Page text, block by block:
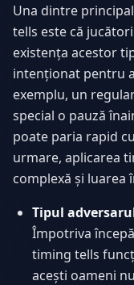
Una dintre
tells este că
existența acestor
intenționat pentru
exemplu, un
special o pauză
poate paria rapid
urmare, aplicarea
complexă și
Tipul
Împotriva
timing tells
acești oameni